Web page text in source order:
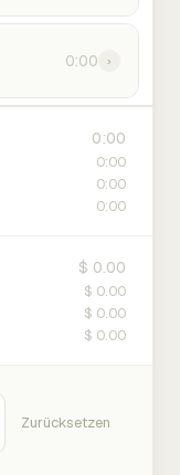
0:00 ›
0:00
0:00
0:00
0:00
$ 0.00
$ 0.00
$ 0.00
$ 0.00
Zurücksetzen